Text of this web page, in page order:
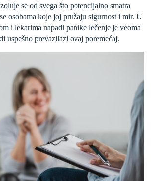
se od svega što potencijalno smatra
osobama koje joj pružaju sigurnost i mir. U
i lekarima napadi panike lečenje je veoma
uspešno prevazilazi ovaj poremećaj.